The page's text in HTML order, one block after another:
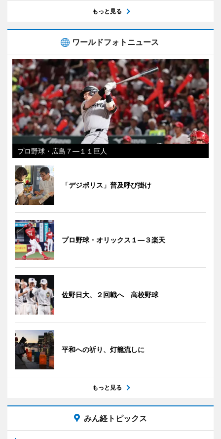
もっと見る
ワールドフォトニュース
プロ野球・広島７―１１巨人
「デジポリス」普及呼び掛け
プロ野球・オリックス１―３楽天
佐野日大、２回戦へ 高校野球
平和への祈り、灯籠流しに
もっと見る
みん経トピックス